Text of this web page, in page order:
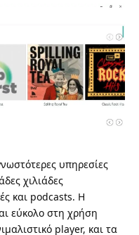
υπηρεσίες
χιλιάδες
και podcasts. Η
εύκολο στη χρήση
player, και τα